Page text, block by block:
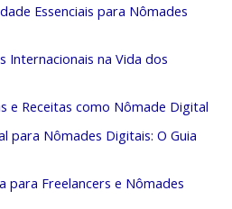
Essenciais para Nômades
Internacionais na Vida dos
e Receitas como Nômade Digital
para Nômades Digitais: O Guia
para Freelancers e Nômades